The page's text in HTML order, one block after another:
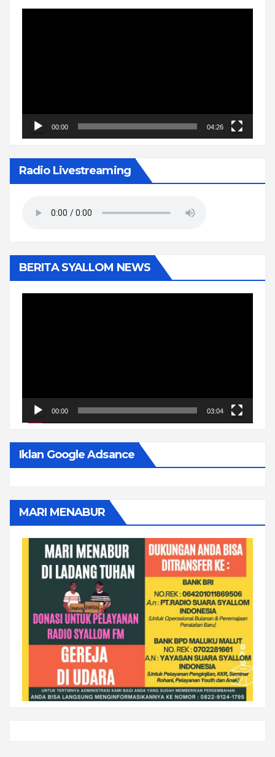
00:00 04:26
Radio Livestreaming
BERITA SYALLOM NEWS
00:00 03:04
Iklan Google Adsance
MARI MENABUR